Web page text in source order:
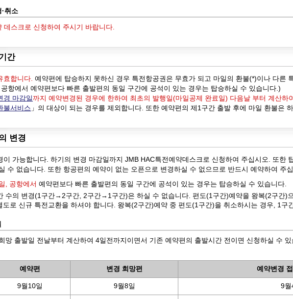
취소
데스크로 신청하여 주시기 바랍니다.
간
효합니다. 예약편에 탑승하지 못하신 경우 특전항공권은 무효가 되고 마일의 환불(*)이나 다른
항에서 예약편보다 빠른 출발편의 동일 구간에 공석이 있는 경우는 탑승하실 수 있습니다.)
경 마감일 까지 예약변경된 경우에 한하여 최초의 발행일(마일공제 완료일) 다음날 부터 계산하
불서비스 」의 대상이 되는 경우를 제외합니다. 또한 예약편의 제1구간 출발 후에 마일 환불은
변경
이 가능합니다. 하기의 변경 마감일까지 JMB HAC특전예약데스크로 신청하여 주십시오. 또한
수 없습니다. 또한 항공편의 예약이 없는 오픈으로 변경하실 수 없으므로 반드시 예약하여 주
, 공항에서 예약편보다 빠른 출발편의 동일 구간에 공석이 있는 경우는 탑승하실 수 있습니다.
수의 변경(1구간→2구간, 2구간→1구간)은 하실 수 없습니다. 편도(1구간)예약을 왕복(2구간)
도로 신규 특전교환을 하셔야 합니다. 왕복(2구간)예약 중 편도(1구간)을 취소하시는 경우, 1구
망 출발일 전날부터 계산하여 4일전까지이면서 기존 예약편의 출발시간 전이면 신청하실 수 있
예약편
변경 희망편 예약변경
9월10일 9월8일 9월